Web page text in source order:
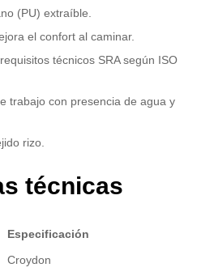
(PU) extraíble.
el confort al caminar.
técnicos SRA según ISO
trabajo con presencia de agua y
rizo.
técnicas
Especificación
Croydon